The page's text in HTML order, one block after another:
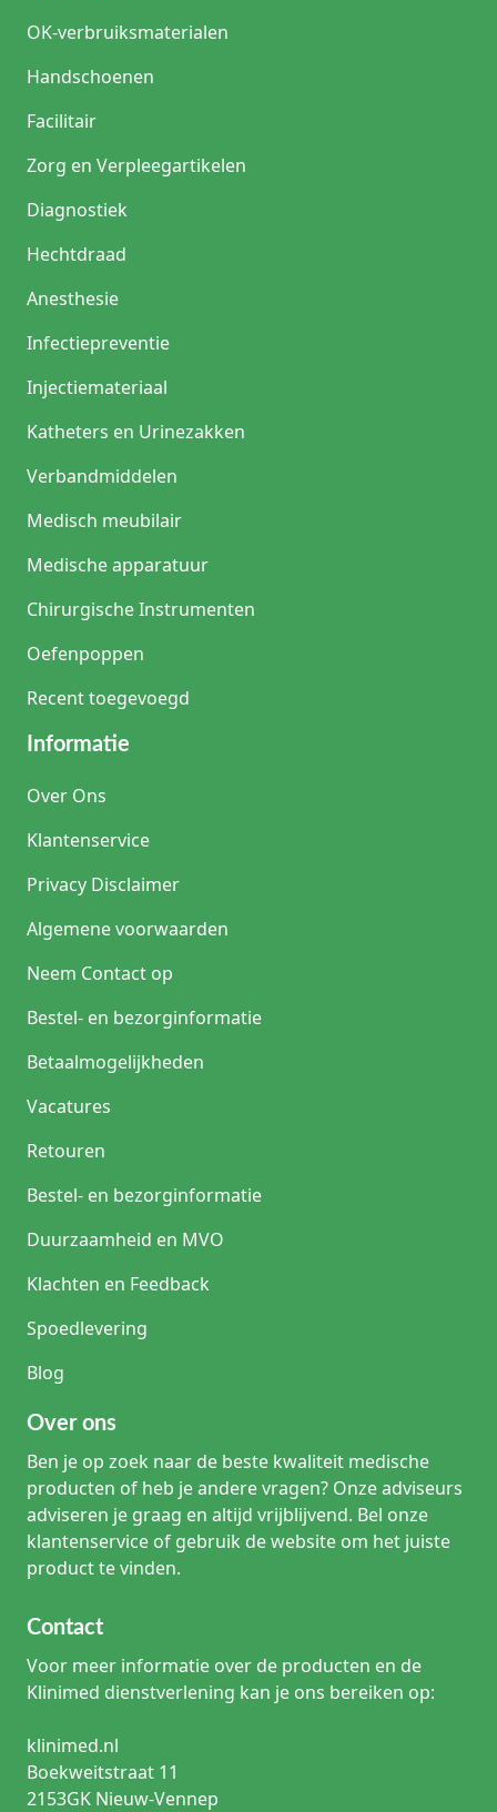
OK-verbruiksmaterialen
Handschoenen
Facilitair
Zorg en Verpleegartikelen
Diagnostiek
Hechtdraad
Anesthesie
Infectiepreventie
Injectiemateriaal
Katheters en Urinezakken
Verbandmiddelen
Medisch meubilair
Medische apparatuur
Chirurgische Instrumenten
Oefenpoppen
Recent toegevoegd
Informatie
Over Ons
Klantenservice
Privacy Disclaimer
Algemene voorwaarden
Neem Contact op
Bestel- en bezorginformatie
Betaalmogelijkheden
Vacatures
Retouren
Bestel- en bezorginformatie
Duurzaamheid en MVO
Klachten en Feedback
Spoedlevering
Blog
Over ons
Ben je op zoek naar de beste kwaliteit medische
producten of heb je andere vragen? Onze adviseurs
adviseren je graag en altijd vrijblijvend. Bel onze
klantenservice of gebruik de website om het juiste
product te vinden.
Contact
Voor meer informatie over de producten en de
Klinimed dienstverlening kan je ons bereiken op:
klinimed.nl
Boekweitstraat 11
2153GK Nieuw-Vennep